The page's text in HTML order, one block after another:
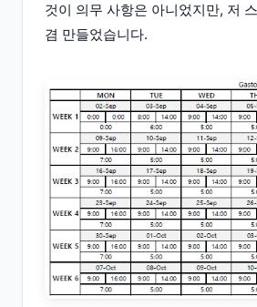
것이 의무 사항은 아니었지만, 저
겸 만들었습니다.